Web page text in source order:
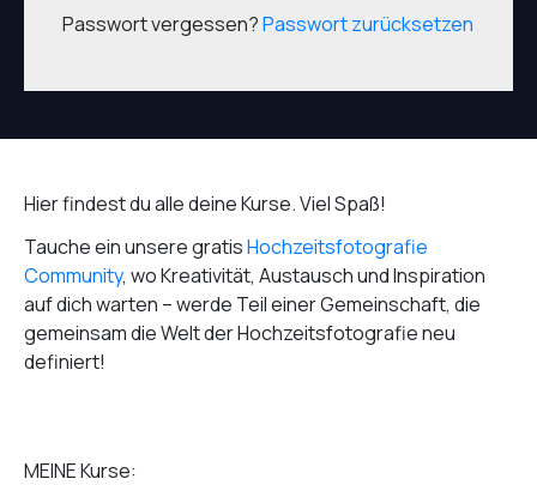
Passwort vergessen?Passwort zurücksetzen
Hier findest du alle deine Kurse. Viel Spaß!
Tauche ein unsere gratisHochzeitsfotografie
Community, wo Kreativität, Austausch und Inspiration
auf dich warten – werde Teil einer Gemeinschaft, die
gemeinsam die Welt der Hochzeitsfotografie neu
definiert!
MEINE Kurse: